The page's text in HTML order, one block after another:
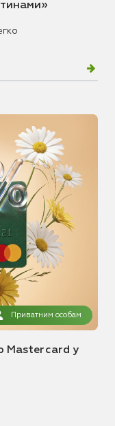
Приватним особам
Mastercard у